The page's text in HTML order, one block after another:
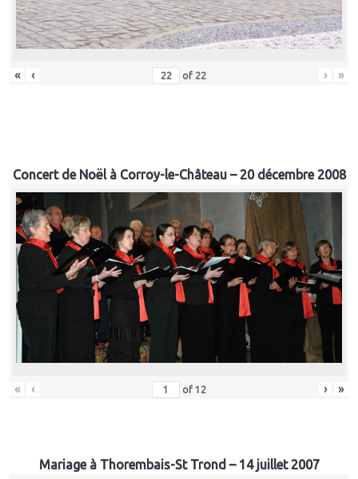
« ‹ of 22 › »
Concert de Noël à Corroy-le-Château – 20 décembre 2008
« ‹ of 12 › »
Mariage à Thorembais-St Trond – 14 juillet 2007